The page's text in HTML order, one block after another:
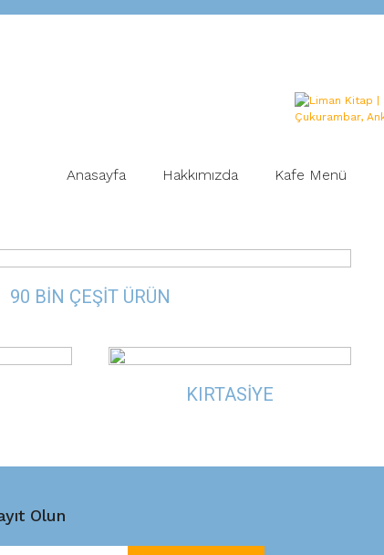
Anasayfa Hakkımızda Kafe Menü
90 BİN ÇEŞİT ÜRÜN
KIRTASİYE
Olun